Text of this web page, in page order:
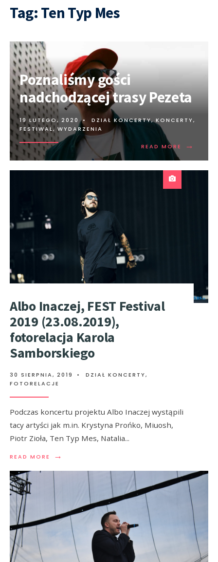
Tag: Ten Typ Mes
Poznaliśmy gości
nadchodzącej trasy Pezeta
19 LUTEGO, 2020 • DZIAŁ KONCERTY,KONCERTY,
FESTIWAL, WYDARZENIA
READ MORE →
Albo Inaczej, FEST Festival
2019 (23.08.2019),
fotorelacja Karola
Samborskiego
30 SIERPNIA, 2019 • DZIAŁ KONCERTY,
FOTORELACJE
Podczas koncertu projektu Albo Inaczej wystąpili
tacy artyści jak m.in. Krystyna Prońko, Miuosh,
Piotr Zioła, Ten Typ Mes, Natalia...
READ MORE →